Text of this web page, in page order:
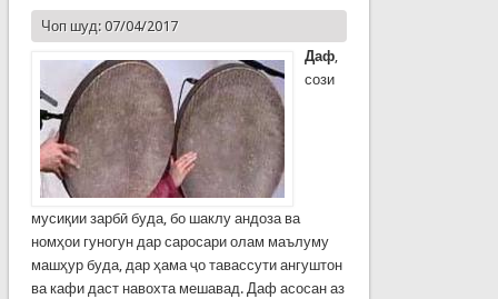
Чоп шуд: 07/04/2017
Даф,
сози
мусиқии зарбӣ буда, бо шаклу андоза ва
номҳои гуногун дар саросари олам маълуму
машҳур буда, дар ҳама ҷо тавассути ангуштон
ва кафи даст навохта мешавад. Даф асосан аз